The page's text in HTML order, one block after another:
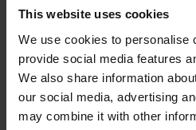
This website uses cookies
We use cookies to personalise
provide social media features
We also share information
our social media, advertising
may combine it with other
LUCIDE
Corina Ø40 plafond